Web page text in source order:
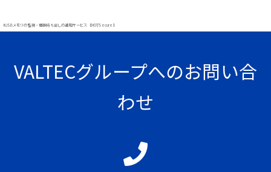
#USBメモリの監視・情報持ち出しの通知サービス【MOT/Secure】
VALTECグループへのお問い合
わせ